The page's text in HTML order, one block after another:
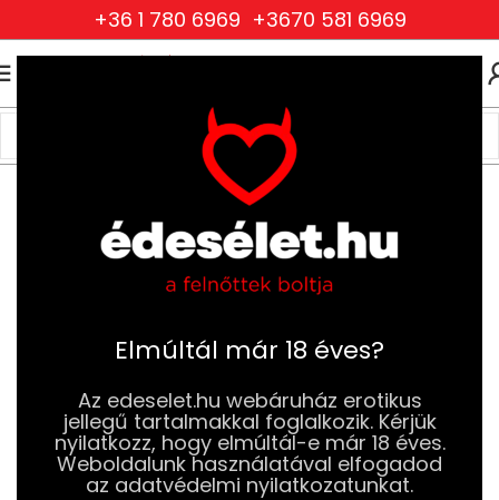
Elmúltál már 18 éves?
Az edeselet.hu webáruház erotikus
jellegű tartalmakkal foglalkozik. Kérjük
nyilatkozz, hogy elmúltál-e már 18 éves.
Weboldalunk használatával elfogadod
az adatvédelmi nyilatkozatunkat.
+36 1 780 6969 +3670 581 6969
Szexjátékok Vibrátorok
Rúd Vibrátorok (Bullet)